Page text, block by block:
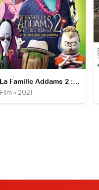
La Famille Addams 2 : Une Virée d'enfer
• 2021